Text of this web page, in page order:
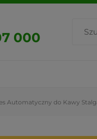
000
Automatyczny do Kawy